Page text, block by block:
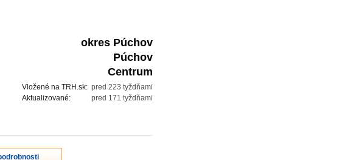
okres Púchov
Púchov
Centrum
pred 223 tyždňami
Vložené na TRH.sk:
pred 171 tyždňami
Aktualizované: